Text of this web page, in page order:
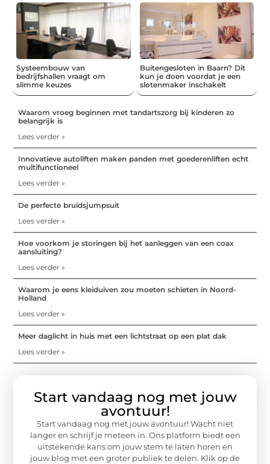
Systeembouw van
bedrijfshallen vraagt om
slimme keuzes
Buitengesloten in Baarn? Dit
kun je doen voordat je een
slotenmaker inschakelt
Waarom vroeg beginnen met tandartszorg bij kinderen zo
belangrijk is
Lees verder »
Innovatieve autoliften maken panden met goederenliften echt
multifunctioneel
Lees verder »
De perfecte bruidsjumpsuit
Lees verder »
Hoe voorkom je storingen bij het aanleggen van een coax
aansluiting?
Lees verder »
Waarom je eens kleiduiven zou moeten schieten in Noord-
Holland
Lees verder »
Meer daglicht in huis met een lichtstraat op een plat dak
Lees verder »
Start vandaag nog met jouw
avontuur!
Start vandaag nog met jouw avontuur! Wacht niet
langer en schrijf je meteen in. Ons platform biedt een
uitstekende kans om jouw stem te laten horen en
jouw blog met een groter publiek te delen. Klik op de